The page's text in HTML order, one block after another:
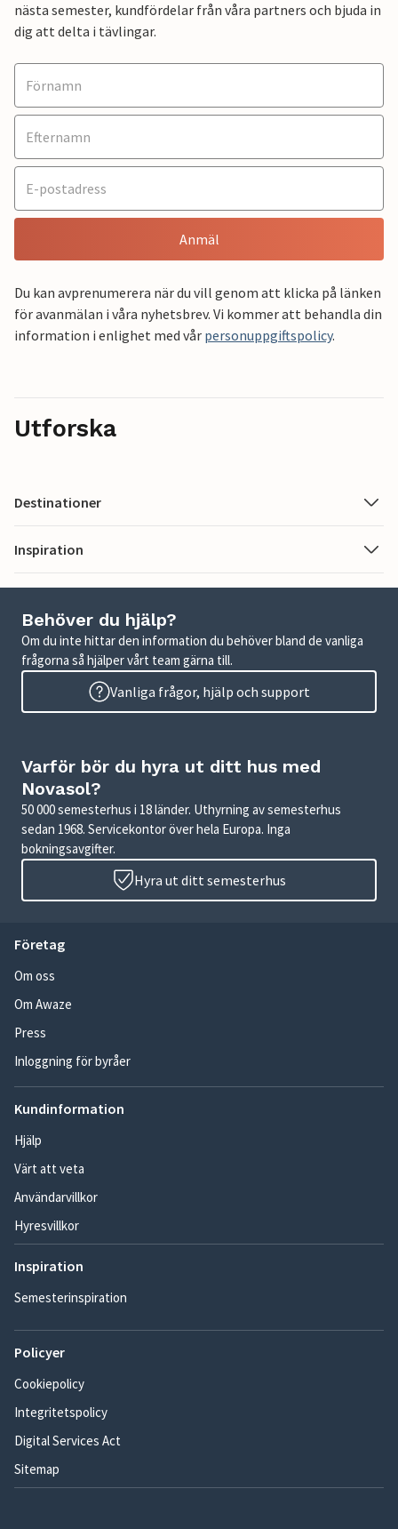
nästa semester, kundfördelar från våra partners och bjuda in
dig att delta i tävlingar.
Anmäl
Du kan avprenumerera när du vill genom att klicka på länken
för avanmälan i våra nyhetsbrev. Vi kommer att behandla din
information i enlighet med vår personuppgiftspolicy.
Utforska
Destinationer
Inspiration
Behöver du hjälp?
Om du inte hittar den information du behöver bland de vanliga
frågorna så hjälper vårt team gärna till.
Vanliga frågor, hjälp och support
Varför bör du hyra ut ditt hus med
Novasol?
50 000 semesterhus i 18 länder. Uthyrning av semesterhus
sedan 1968. Servicekontor över hela Europa. Inga
bokningsavgifter.
Hyra ut ditt semesterhus
Företag
Om oss
Om Awaze
Press
Inloggning för byråer
Kundinformation
Hjälp
Värt att veta
Användarvillkor
Hyresvillkor
Inspiration
Semesterinspiration
Policyer
Cookiepolicy
Integritetspolicy
Digital Services Act
Sitemap